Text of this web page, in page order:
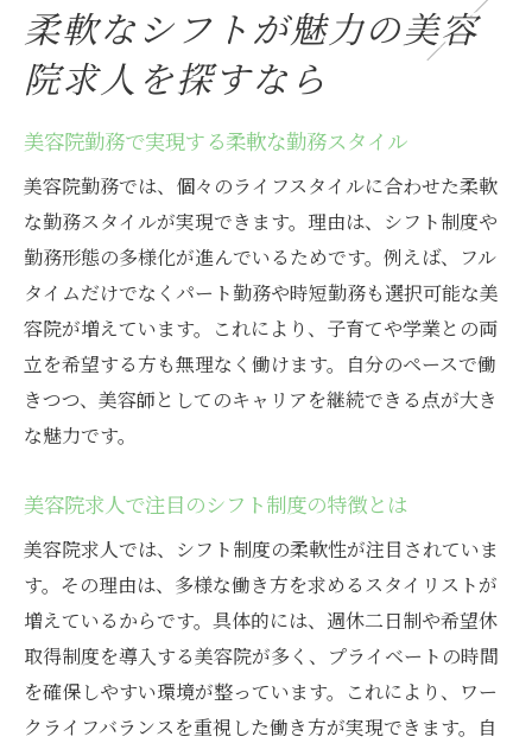
柔軟なシフトが魅力の美容
院求人を探すなら
美容院勤務で実現する柔軟な勤務スタイル
美容院勤務では、個々のライフスタイルに合わせた柔軟
な勤務スタイルが実現できます。理由は、シフト制度や
勤務形態の多様化が進んでいるためです。例えば、フル
タイムだけでなくパート勤務や時短勤務も選択可能な美
容院が増えています。これにより、子育てや学業との両
立を希望する方も無理なく働けます。自分のペースで働
きつつ、美容師としてのキャリアを継続できる点が大き
な魅力です。
美容院求人で注目のシフト制度の特徴とは
美容院求人では、シフト制度の柔軟性が注目されていま
す。その理由は、多様な働き方を求めるスタイリストが
増えているからです。具体的には、週休二日制や希望休
取得制度を導入する美容院が多く、プライベートの時間
を確保しやすい環境が整っています。これにより、ワー
クライフバランスを重視した働き方が実現できます。自